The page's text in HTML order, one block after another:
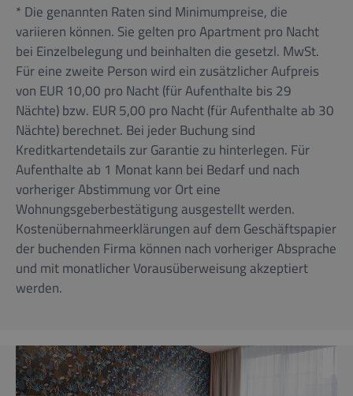
* Die genannten Raten sind Minimumpreise, die
variieren können. Sie gelten pro Apartment pro Nacht
bei Einzelbelegung und beinhalten die gesetzl. MwSt.
Für eine zweite Person wird ein zusätzlicher Aufpreis
von EUR 10,00 pro Nacht (für Aufenthalte bis 29
Nächte) bzw. EUR 5,00 pro Nacht (für Aufenthalte ab 30
Nächte) berechnet. Bei jeder Buchung sind
Kreditkartendetails zur Garantie zu hinterlegen. Für
Aufenthalte ab 1 Monat kann bei Bedarf und nach
vorheriger Abstimmung vor Ort eine
Wohnungsgeberbestätigung ausgestellt werden.
Kostenübernahmeerklärungen auf dem Geschäftspapier
der buchenden Firma können nach vorheriger Absprache
und mit monatlicher Vorausüberweisung akzeptiert
werden.